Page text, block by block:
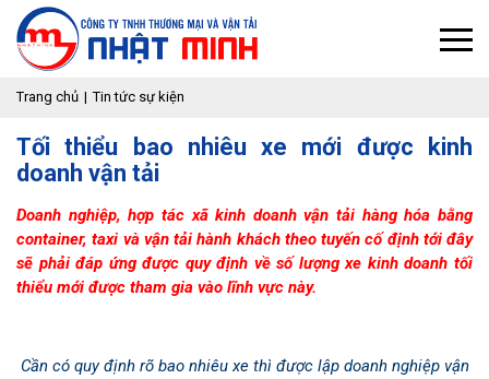
Trang chủ Tin tức sự kiện
Tối thiểu bao nhiêu xe mới được kinh
doanh vận tải
Doanh nghiệp, hợp tác xã kinh doanh vận tải hàng hóa bằng
container, taxi và vận tải hành khách theo tuyến cố định tới đây
sẽ phải đáp ứng được quy định về số lượng xe kinh doanh tối
thiểu mới được tham gia vào lĩnh vực này.
Cần có quy định rõ bao nhiêu xe thì được lập doanh nghiệp vận